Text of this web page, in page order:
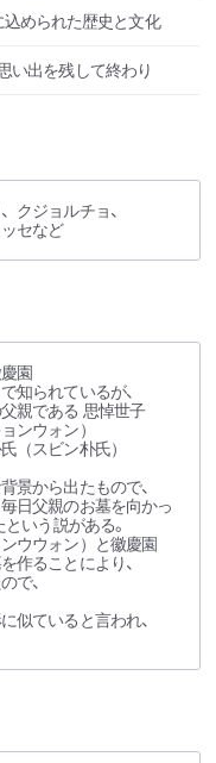
められた歴史と文化
い出を残して終わり
クジョルチョ、
セなど
園
知られているが、
親である 思悼世子
ンウォン）
（スビン朴氏）
景から出たもので、
日父親のお墓を向かっ
いう説がある。
ウウォン）と徽慶園
作ることにより、
で、
似ていると言われ、